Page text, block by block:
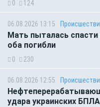
0 124
06.08.2026 13:15
Мать пыталась
оба погибли
0 230
06.08.2026 12:55
удара украинских БПЛА